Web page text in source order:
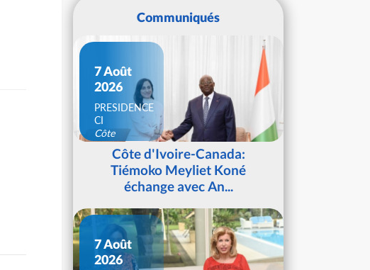
Communiqués
7 Août
2026
PRESIDENCE
CI
Côte
d'IvoireCôte d'Ivoire-Canada:
Tiémoko Meyliet Koné
échange avec An...
7 Août
2026